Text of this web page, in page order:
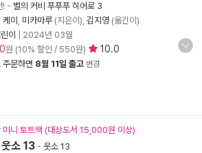
! - 별의 커비 푸푸푸 히어로 3
이
미카마루 (지은이), 김지영 (옮긴이)
이
2024년 03월
원 (10% 할인 / 550원) 10.0
주문하면 8월 11일 출고 변경
미니 토트백 (대상도서 15,000원 이상)
소 13 - 웃소 13